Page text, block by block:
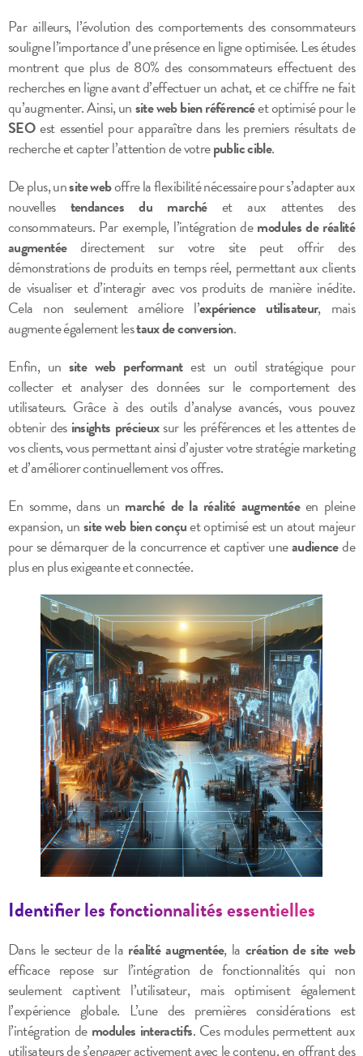
Par ailleurs, l’évolution des comportements des consommateurs
souligne l’importance d’une présence en ligne optimisée. Les études
montrent que plus de 80% des consommateurs effectuent des
recherches en ligne avant d’effectuer un achat, et ce chiffre ne fait
qu’augmenter. Ainsi, unsite web bien référencéet optimisé pour le
SEOest essentiel pour apparaître dans les premiers résultats de
recherche et capter l’attention de votrepublic cible.
De plus, unsite weboffre la flexibilité nécessaire pour s’adapter aux
nouvelles tendances du marchéet aux attentes des
consommateurs. Par exemple, l’intégration demodules de réalité
augmentéedirectement sur votre site peut offrir des
démonstrations de produits en temps réel, permettant aux clients
de visualiser et d’interagir avec vos produits de manière inédite.
Cela non seulement améliore l’expérience utilisateur, mais
augmente également lestaux de conversion.
Enfin, un site web performantest un outil stratégique pour
collecter et analyser des données sur le comportement des
utilisateurs. Grâce à des outils d’analyse avancés, vous pouvez
obtenir des insights précieuxsur les préférences et les attentes de
vos clients, vous permettant ainsi d’ajuster votre stratégie marketing
et d’améliorer continuellement vos offres.
En somme, dans un marché de la réalité augmentéeen pleine
expansion, unsite web bien conçuet optimisé est un atout majeur
pour se démarquer de la concurrence et captiver uneaudiencede
plus en plus exigeante et connectée.
Identifier les fonctionnalités essentielles
Dans le secteur de la réalité augmentée, lacréation de site web
efficace repose sur l’intégration de fonctionnalités qui non
seulement captivent l’utilisateur, mais optimisent également
l’expérience globale. L’une des premières considérations est
l’intégration de modules interactifs. Ces modules permettent aux
utilisateurs de s’engager activement avec le contenu, en offrant des